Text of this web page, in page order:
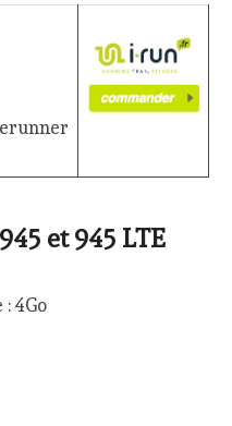
et 945 LTE
4Go